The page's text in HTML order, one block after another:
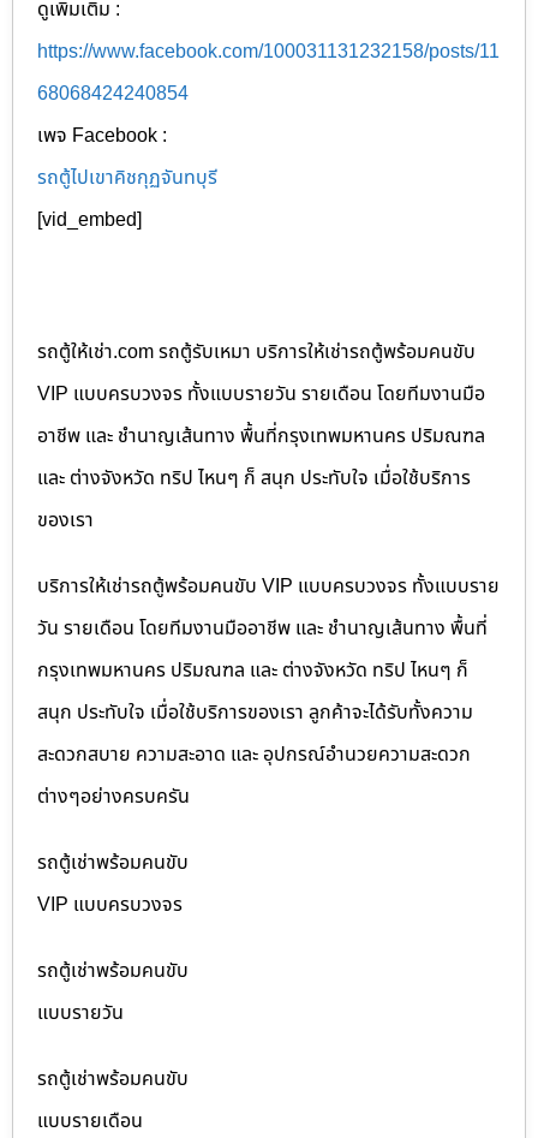
ดูเพิ่มเติม :
https://www.facebook.com/100031131232158/posts/11
68068424240854
เพจ Facebook :
รถตู้ไปเขาคิชกุฏจันทบุรี
[vid_embed]
รถตู้ให้เช่า.com รถตู้รับเหมา บริการให้เช่ารถตู้พร้อมคนขับ
VIP แบบครบวงจร ทั้งแบบรายวัน รายเดือน โดยทีมงานมือ
อาชีพ และ ชำนาญเส้นทาง พื้นที่กรุงเทพมหานคร ปริมณฑล
และ ต่างจังหวัด ทริป ไหนๆ ก็ สนุก ประทับใจ เมื่อใช้บริการ
ของเรา
บริการให้เช่ารถตู้พร้อมคนขับ VIP แบบครบวงจร ทั้งแบบราย
วัน รายเดือน โดยทีมงานมืออาชีพ และ ชำนาญเส้นทาง พื้นที่
กรุงเทพมหานคร ปริมณฑล และ ต่างจังหวัด ทริป ไหนๆ ก็
สนุก ประทับใจ เมื่อใช้บริการของเรา ลูกค้าจะได้รับทั้งความ
สะดวกสบาย ความสะอาด และ อุปกรณ์อำนวยความสะดวก
ต่างๆอย่างครบครัน
รถตู้เช่าพร้อมคนขับ
VIP แบบครบวงจร
รถตู้เช่าพร้อมคนขับ
แบบรายวัน
รถตู้เช่าพร้อมคนขับ
แบบรายเดือน